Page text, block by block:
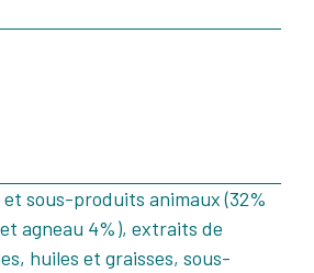
sous-produits animaux (32%
agneau 4%), extraits de
huiles et graisses, sous-